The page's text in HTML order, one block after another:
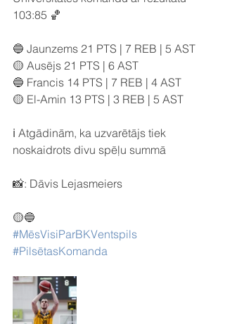
103:85 🏀
🔵 Jaunzems 21 PTS | 7 REB | 5 AST
🟡 Ausējs 21 PTS | 6 AST
🔵 Francis 14 PTS | 7 REB | 4 AST
🟡 El-Amin 13 PTS | 3 REB | 5 AST
ℹ️ Atgādinām, ka uzvarētājs tiek
noskaidrots divu spēļu summā
📸: Dāvis Lejasmeiers
🟡🔵
#MēsVisiParBKVentspils
#PilsētasKomanda